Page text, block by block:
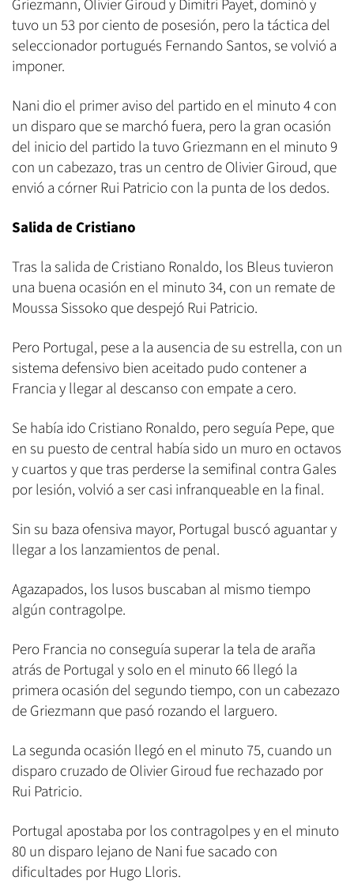
Griezmann, Olivier Giroud y Dimitri Payet, dominó y
tuvo un 53 por ciento de posesión, pero la táctica del
seleccionador portugués Fernando Santos, se volvió a
imponer.
Nani dio el primer aviso del partido en el minuto 4 con
un disparo que se marchó fuera, pero la gran ocasión
del inicio del partido la tuvo Griezmann en el minuto 9
con un cabezazo, tras un centro de Olivier Giroud, que
envió a córner Rui Patricio con la punta de los dedos.
Salida de Cristiano
Tras la salida de Cristiano Ronaldo, los Bleus tuvieron
una buena ocasión en el minuto 34, con un remate de
Moussa Sissoko que despejó Rui Patricio.
Pero Portugal, pese a la ausencia de su estrella, con un
sistema defensivo bien aceitado pudo contener a
Francia y llegar al descanso con empate a cero.
Se había ido Cristiano Ronaldo, pero seguía Pepe, que
en su puesto de central había sido un muro en octavos
y cuartos y que tras perderse la semifinal contra Gales
por lesión, volvió a ser casi infranqueable en la final.
Sin su baza ofensiva mayor, Portugal buscó aguantar y
llegar a los lanzamientos de penal.
Agazapados, los lusos buscaban al mismo tiempo
algún contragolpe.
Pero Francia no conseguía superar la tela de araña
atrás de Portugal y solo en el minuto 66 llegó la
primera ocasión del segundo tiempo, con un cabezazo
de Griezmann que pasó rozando el larguero.
La segunda ocasión llegó en el minuto 75, cuando un
disparo cruzado de Olivier Giroud fue rechazado por
Rui Patricio.
Portugal apostaba por los contragolpes y en el minuto
80 un disparo lejano de Nani fue sacado con
dificultades por Hugo Lloris.